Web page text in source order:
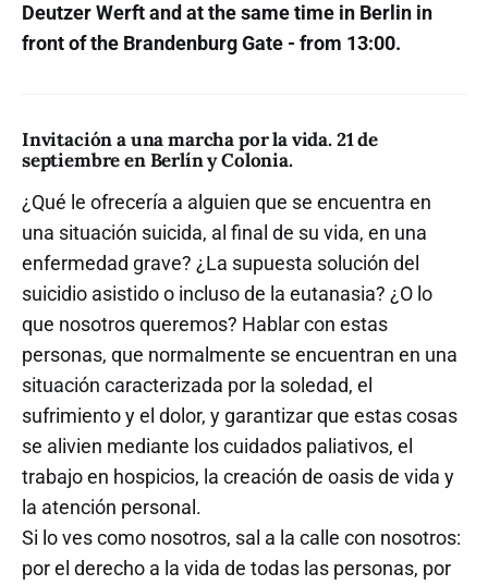
Deutzer Werft and at the same time in Berlin in
front of the Brandenburg Gate - from 13:00.
Invitación a una marcha por la vida. 21 de
septiembre en Berlín y Colonia.
¿Qué le ofrecería a alguien que se encuentra en
una situación suicida, al final de su vida, en una
enfermedad grave? ¿La supuesta solución del
suicidio asistido o incluso de la eutanasia? ¿O lo
que nosotros queremos? Hablar con estas
personas, que normalmente se encuentran en una
situación caracterizada por la soledad, el
sufrimiento y el dolor, y garantizar que estas cosas
se alivien mediante los cuidados paliativos, el
trabajo en hospicios, la creación de oasis de vida y
la atención personal.
Si lo ves como nosotros, sal a la calle con nosotros:
por el derecho a la vida de todas las personas, por